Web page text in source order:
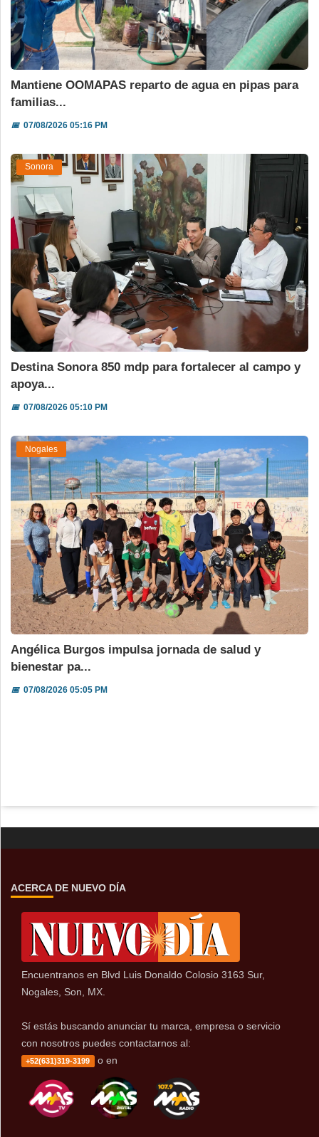
Mantiene OOMAPAS reparto de agua en pipas para
familias...
📅07/08/2026 05:16 PM
Sonora
Destina Sonora 850 mdp para fortalecer al campo y
apoya...
📅07/08/2026 05:10 PM
Nogales
Angélica Burgos impulsa jornada de salud y
bienestar pa...
📅07/08/2026 05:05 PM
ACERCA DE NUEVO DÍA
Encuentranos en Blvd Luis Donaldo Colosio 3163 Sur,
Nogales, Son, MX.
Sí estás buscando anunciar tu marca, empresa o servicio
con nosotros puedes contactarnos al:
+52(631)319-3199 o en